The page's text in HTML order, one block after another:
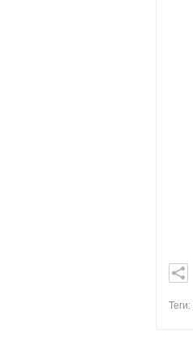
Теги: